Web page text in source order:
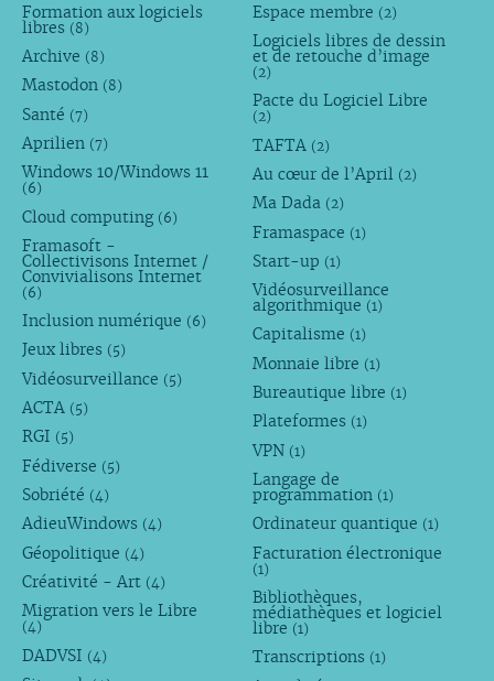
Formation aux logiciels
libres (8)
Archive (8)
Mastodon (8)
Santé (7)
Aprilien (7)
Windows 10/Windows 11
(6)
Cloud computing (6)
Framasoft -
Collectivisons Internet /
Convivialisons Internet
(6)
Inclusion numérique (6)
Jeux libres (5)
Vidéosurveillance (5)
ACTA (5)
RGI (5)
Fédiverse (5)
Sobriété (4)
AdieuWindows (4)
Géopolitique (4)
Créativité - Art (4)
Migration vers le Libre
(4)
DADVSI (4)
Espace membre (2)
Logiciels libres de dessin
et de retouche d’image
(2)
Pacte du Logiciel Libre
(2)
TAFTA (2)
Au cœur de l’April (2)
Ma Dada (2)
Framaspace (1)
Start-up (1)
Vidéosurveillance
algorithmique (1)
Capitalisme (1)
Monnaie libre (1)
Bureautique libre (1)
Plateformes (1)
VPN (1)
Langage de
programmation (1)
Ordinateur quantique (1)
Facturation électronique
(1)
Bibliothèques,
médiathèques et logiciel
libre (1)
Transcriptions (1)